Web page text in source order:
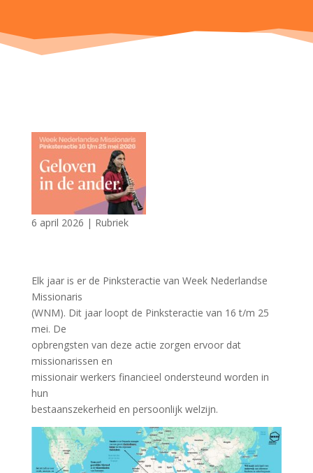
6 april 2026 | Rubriek
Elk jaar is er de Pinksteractie van Week Nederlandse
Missionaris
(WNM). Dit jaar loopt de Pinksteractie van 16 t/m 25
mei. De
opbrengsten van deze actie zorgen ervoor dat
missionarissen en
missionair werkers financieel ondersteund worden in
hun
bestaanszekerheid en persoonlijk welzijn.